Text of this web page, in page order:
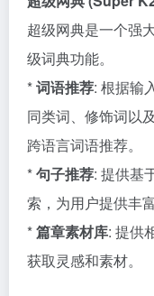
超级网典是一个强
级词典功能。
*词语推荐: 根据输
同类词、修饰词以
跨语言词语推荐。
*句子推荐: 提供基
索，为用户提供丰
*篇章素材库: 提供
获取灵感和素材。